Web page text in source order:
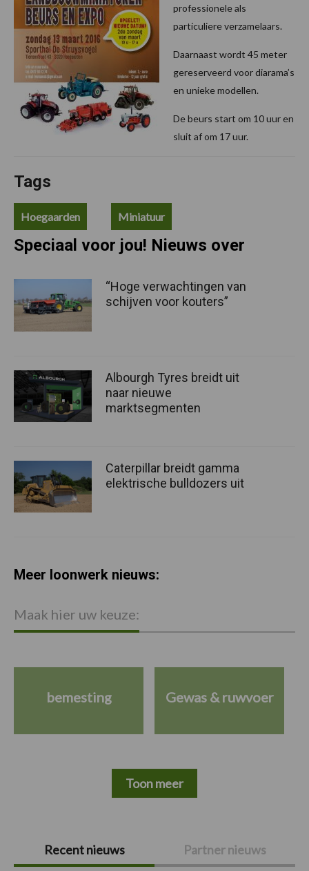
professionele als
particuliere verzamelaars.
Daarnaast wordt 45 meter
gereserveerd voor diarama’s
en unieke modellen.
De beurs start om 10 uur en
sluit af om 17 uur.
Tags
Hoegaarden Miniatuur
PrimaireRecent nieuws Partner nieuws
Speciaal voor jou! Nieuws over
“Hoge verwachtingen van
schijven voor kouters”
Albourgh Tyres breidt uit
naar nieuwe
marktsegmenten
Caterpillar breidt gamma
elektrische bulldozers uit
Meer loonwerk nieuws:
Maak hier uw keuze:
bemesting Gewas & ruwvoer
Toon meer